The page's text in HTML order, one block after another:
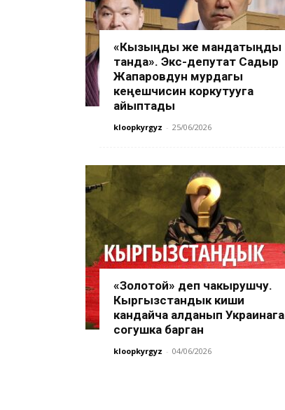
«Кызыңды же мандатыңды
танда». Экс-депутат Садыр
Жапаровдун мурдагы
кеңешчисин коркутууга
айыптады
kloopkyrgyz - 25/06/2026
«Золотой» деп чакырушчу.
Кыргызстандык киши
кандайча алданып Украинага
согушка барган
kloopkyrgyz - 04/06/2026